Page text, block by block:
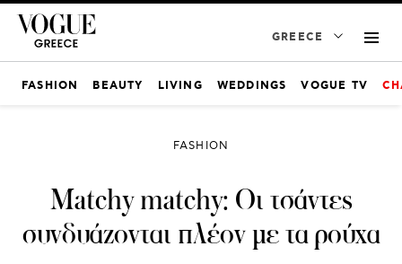
GREECE
FASHION BEAUTY LIVING WEDDINGS VOGUE TV
FASHION
Μatchy matchy: Οι τσάντες
συνδυάζονται πλέον με τα ρούχα